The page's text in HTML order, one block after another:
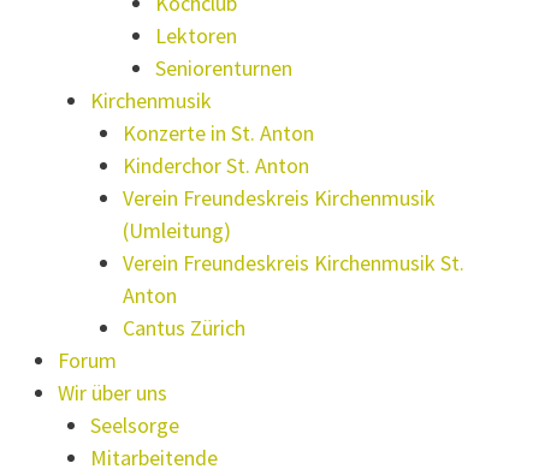
Lektoren
Seniorenturnen
Kirchenmusik
Konzerte in St. Anton
Kinderchor St. Anton
Verein Freundeskreis Kirchenmusik
(Umleitung)
Verein Freundeskreis Kirchenmusik St.
Anton
Cantus Zürich
Forum
Wir über uns
Seelsorge
Mitarbeitende